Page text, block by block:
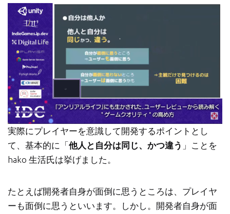
実際にプレイヤーを意識して開発するポイントとし
て、基本的に「他人と自分は同じ、かつ違う 」ことを
hako 生活氏は挙げました。
たとえば開発者自身が面倒に思うところは、プレイヤ
ーも面倒に思うといいます。しかし。開発者自身が面